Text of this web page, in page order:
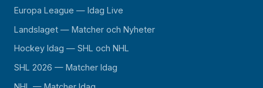
Europa League — Idag Live
Landslaget — Matcher och Nyheter
Hockey Idag — SHL och NHL
SHL 2026 — Matcher Idag